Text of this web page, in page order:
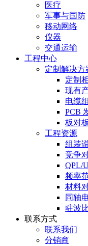
医疗
军事与国防
移动网络
仪器
交通运输
工程中心
定制解决方
定制
现有
电缆
PCB
板对
工程资源
组装
竞争
QPL/
频率
材料
同轴
驻波
联系方式
联系我们
分销商